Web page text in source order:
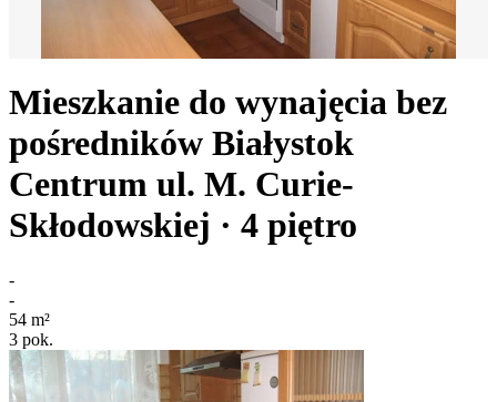
Mieszkanie do wynajęcia bez
pośredników Białystok
Centrum ul. M. Curie-
Skłodowskiej · 4 piętro
-
-
54 m²
3 pok.